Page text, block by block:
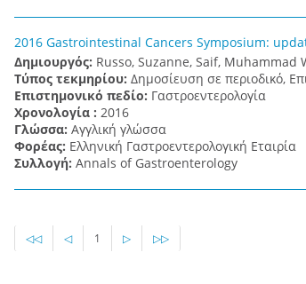
2016 Gastrointestinal Cancers Symposium:
Δημιουργός: Russo, Suzanne, Saif, Muhammad
Τύπος τεκμηρίου: Δημοσίευση σε περιοδικό,
Επιστημονικό πεδίο: Γαστροεντερολογία
Χρονολογία : 2016
Γλώσσα: Αγγλική γλώσσα
Φορέας: Ελληνική Γαστροεντερολογική Εταιρία
Συλλογή: Annals of Gastroenterology
◁◁ ◁ 1 ▷ ▷▷